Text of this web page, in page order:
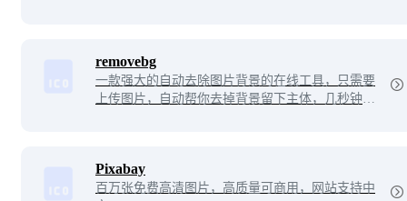
removebg
一款强大的自动去除图片背景的在线工具，只需要
上传图片，自动帮你去掉背景留下主体，几秒钟的
Pixabay
百万张免费高清图片，高质量可商用，网站支持中